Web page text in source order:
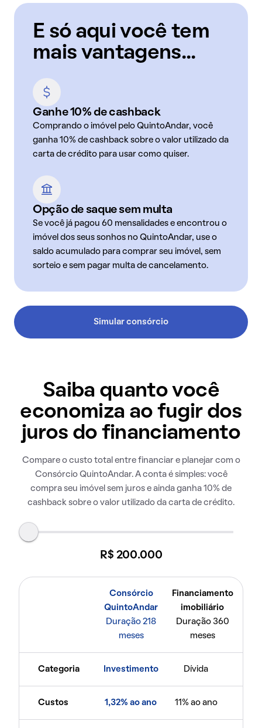
E só aqui você tem
mais vantagens...
Ganhe 10% de cashback
Comprando o imóvel pelo QuintoAndar, você
ganha 10% de cashback sobre o valor utilizado da
carta de crédito para usar como quiser.
Opção de saque sem multa
Se você já pagou 60 mensalidades e encontrou o
imóvel dos seus sonhos no QuintoAndar, use o
saldo acumulado para comprar seu imóvel, sem
sorteio e sem pagar multa de cancelamento.
Simular consórcio
Saiba quanto você
economiza ao fugir dos
juros do financiamento
Compare o custo total entre financiar e planejar com o
Consórcio QuintoAndar. A conta é simples: você
compra seu imóvel sem juros e ainda ganha 10% de
cashback sobre o valor utilizado da carta de crédito.
R$ 200.000
Consórcio
QuintoAndar
Duração 218
meses
Financiamento
imobiliário
Duração 360
meses
Categoria Investimento Dívida
Custos 1,32% ao ano 11% ao ano